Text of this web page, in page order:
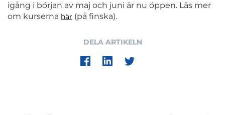
igång i början av maj och juni är nu öppen. Läs mer
om kurserna här (på finska).
DELA ARTIKELN